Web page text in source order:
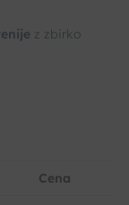
z zbirko
Cena